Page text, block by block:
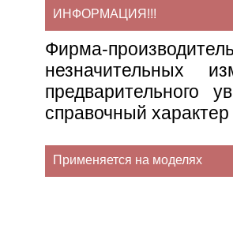
ИНФОРМАЦИЯ!!!
Фирма-
незначительных
предварительного
справочный
Применяется на моделях